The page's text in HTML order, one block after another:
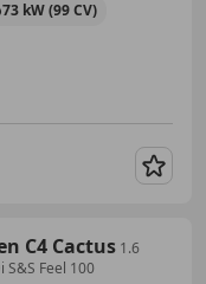
73 kW (99 CV)
C4 Cactus 1.6
S&S Feel 100